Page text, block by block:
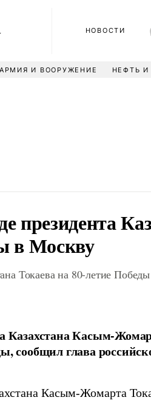
НОВОСТИ
АРМИЯ И ВООРУЖЕНИЕ НЕФТЬ И
президента
в Москву
Токаева на 80-летие Победы
Казахстана Касым-
сообщил глава
Касым-Жомарта